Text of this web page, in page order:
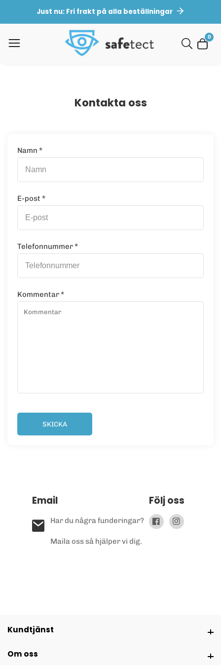
Just nu: Fri frakt på alla beställningar
0
0
Kontakta oss
Namn *
E-post *
Telefonnummer*
Kommentar*
SKICKA
Email
Har du några funderingar?
Maila oss så hjälper vi dig.
Följ oss
FacebookInstagram
Kundtjänst
Om oss